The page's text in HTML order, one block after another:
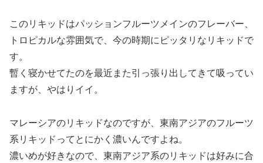
このリキッドはパッションフルーツメインのフレーバー、
トロピカルな雰囲気で、今の時期にピッタリなリキッドで
す。
暫く寝かせてたのを最近また引っ張り出してきて吸ってい
ますが、やはりイイ。
マレーシアのリキッドなのですが、東南アジアのフルーツ
系リキッドってとにかく濃いんですよね。
濃いめが好きなので、東南アジア系のリキッドは好みに合